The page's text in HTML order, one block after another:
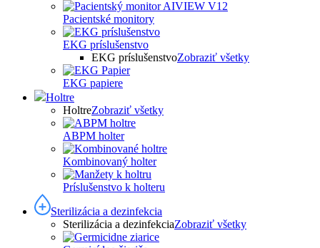
Pacientské monitory
EKG príslušenstvo
EKG príslušenstvoZobraziť všetky
EKG papiere
Holtre
HoltreZobraziť všetky
ABPM holter
Kombinovaný holter
Príslušenstvo k holteru
Sterilizácia a dezinfekcia
Sterilizácia a dezinfekciaZobraziť všetky